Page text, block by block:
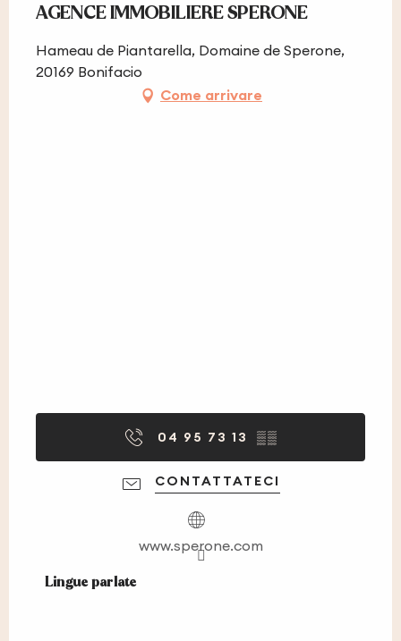
AGENCE IMMOBILIERE SPERONE
Hameau de Piantarella, Domaine de Sperone,
20169 Bonifacio
Come arrivare
04 95 73 13 ▒▒
CONTATTATECI
www.sperone.com
Lingue parlate
Lingue parlate